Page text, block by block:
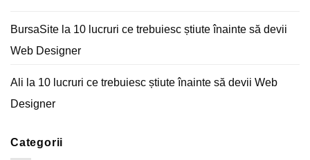
BursaSite la 10 lucruri ce trebuiesc știute înainte să devii
Web Designer
Ali la 10 lucruri ce trebuiesc știute înainte să devii Web
Designer
Categorii